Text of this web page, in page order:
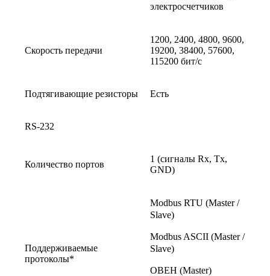
электросчетчиков
Скорость передачи
1200, 2400, 4800, 9600,
19200, 38400, 57600,
115200 бит/с
Подтягивающие резисторы Есть
RS-232
Количество портов
1 (сигналы Rx, Tx,
GND)
Поддерживаемые
протоколы*
Modbus RTU (Master /
Slave)
Modbus ASCII (Master /
Slave)
ОВЕН (Master)